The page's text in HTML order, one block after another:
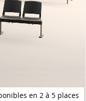
en 2 à 5 places